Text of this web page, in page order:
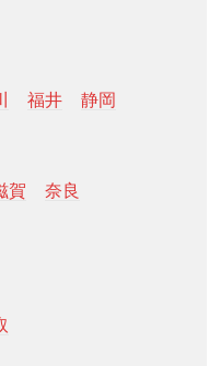
福井 静岡
賀 奈良